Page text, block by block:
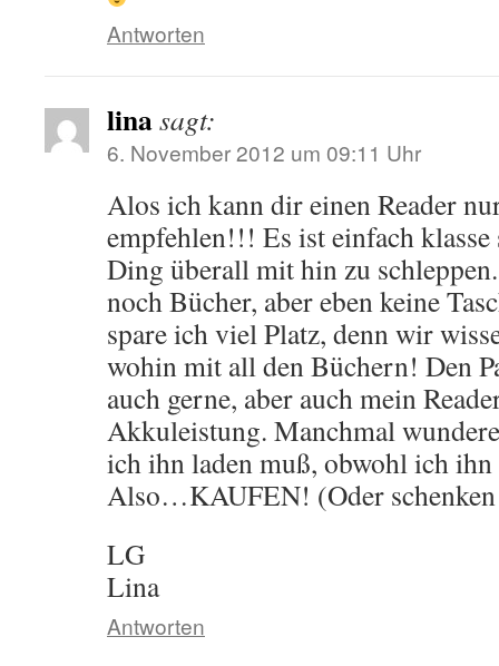
Antworten
linasagt:
6. November 2012 um 09:11 Uhr
Alos ich kann dir einen Reader
empfehlen!!! Es ist einfach
Ding überall mit hin zu
noch Bücher, aber eben keine
spare ich viel Platz, denn wir
wohin mit all den Büchern! Den
auch gerne, aber auch mein
Akkuleistung. Manchmal
ich ihn laden muß, obwohl ich
Also…KAUFEN! (Oder
LG
Lina
Antworten